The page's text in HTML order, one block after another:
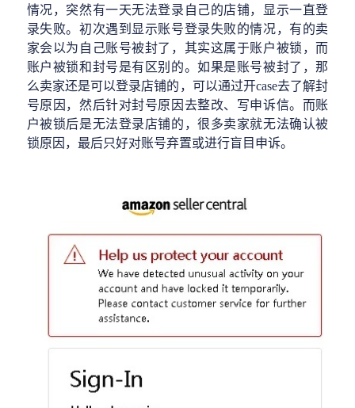
情况，突然有一天无法登录自己的店铺，显示一直登
录失败。初次遇到 显示账号登录失败的情况，有的卖
家会以为自己账号被封了，其实这属于账户被锁，而
账户被锁和封号是有区别的。如果是账号被封了，那
么卖家还是可以登录店铺的，可以通过开case去了解封
号原因，然后针对封号原因去整改、写申诉信。而账
户被锁后是无法登录店铺的，很多卖家就无法确认被
锁原因，最后只好对账号弃置或进行盲目申诉。